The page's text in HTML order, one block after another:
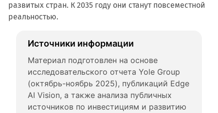
развитых стран. К 2035 году они станут повсеместной
реальностью.
Источники информации
Материал подготовлен на основе
исследовательского отчета Yole Group
(октябрь-ноябрь 2025), публикаций Edge
AI Vision, а также анализа публичных
источников по инвестициям и развитию